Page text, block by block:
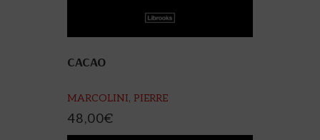
CACAO
MARCOLINI, PIERRE
48,00€